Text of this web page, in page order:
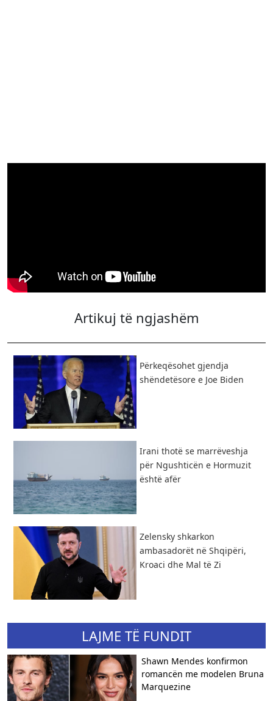
Artikuj të ngjashëm
Përkeqësohet gjendja
shëndetësore e Joe Biden
Irani thotë se marrëveshja
për Ngushticën e Hormuzit
është afër
Zelensky shkarkon
ambasadorët në Shqipëri,
Kroaci dhe Mal të Zi
LAJME TË FUNDIT
Shawn Mendes konfirmon
romancën me modelen Bruna
Marquezine